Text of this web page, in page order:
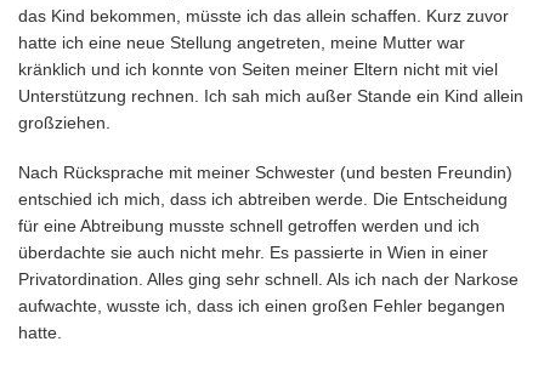
das Kind bekommen, müsste ich das allein schaffen. Kurz zuvor
hatte ich eine neue Stellung angetreten, meine Mutter war
kränklich und ich konnte von Seiten meiner Eltern nicht mit viel
Unterstützung rechnen. Ich sah mich außer Stande ein Kind allein
großziehen.
Nach Rücksprache mit meiner Schwester (und besten Freundin)
entschied ich mich, dass ich abtreiben werde. Die Entscheidung
für eine Abtreibung musste schnell getroffen werden und ich
überdachte sie auch nicht mehr. Es passierte in Wien in einer
Privatordination. Alles ging sehr schnell. Als ich nach der Narkose
aufwachte, wusste ich, dass ich einen großen Fehler begangen
hatte.